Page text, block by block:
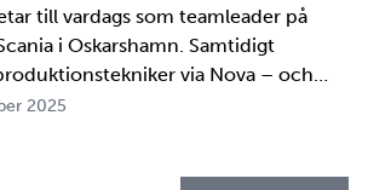
till vardags som teamleader på
i Oskarshamn. Samtidigt
via Nova – och
gör hon både sin praktik, även
2025